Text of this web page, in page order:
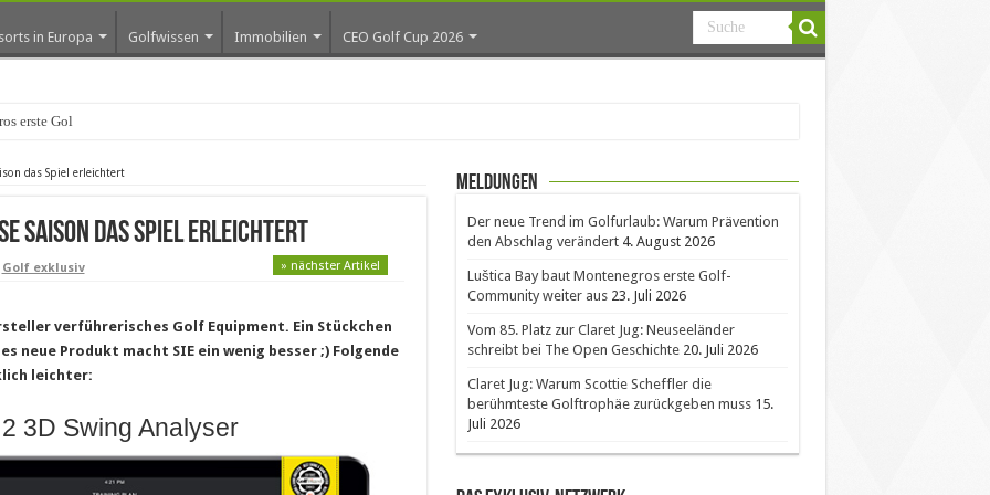
in Europa Golfwissen Immobilien CEO Golf Cup 2026
erste Golf-Community weiter aus
das Spiel erleichtert
Saison das Spiel erleichtert
Golf exklusiv » nächster Artikel
verführerisches Golf Equipment. Ein Stückchen
neue Produkt macht SIE ein wenig besser ;) Folgende
leichter:
3D Swing Analyser
Meldungen
Der neue Trend im Golfurlaub: Warum Prävention
den Abschlag verändert 4. August 2026
Luštica Bay baut Montenegros erste Golf-
Community weiter aus 23. Juli 2026
Vom 85. Platz zur Claret Jug: Neuseeländer
schreibt bei The Open Geschichte 20. Juli 2026
Claret Jug: Warum Scottie Scheffler die
berühmteste Golftrophäe zurückgeben muss 15.
Juli 2026